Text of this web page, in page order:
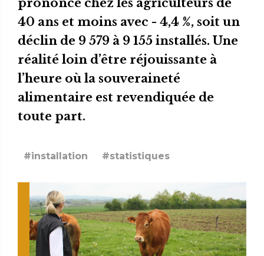
prononcé chez les agriculteurs de
40 ans et moins avec - 4,4 %, soit un
déclin de 9 579 à 9 155 installés. Une
réalité loin d’être réjouissante à
l’heure où la souveraineté
alimentaire est revendiquée de
toute part.
#installation #statistiques